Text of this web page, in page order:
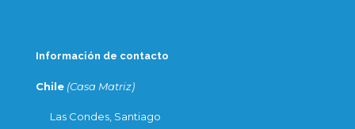
Información de contacto
Chile (Casa Matriz)
Las Condes, Santiago